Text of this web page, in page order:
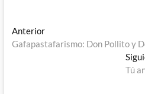
Navegación
de
AnteriorEntrada
anterior:
Gafapastafarismo: Don Pollito y
Tú